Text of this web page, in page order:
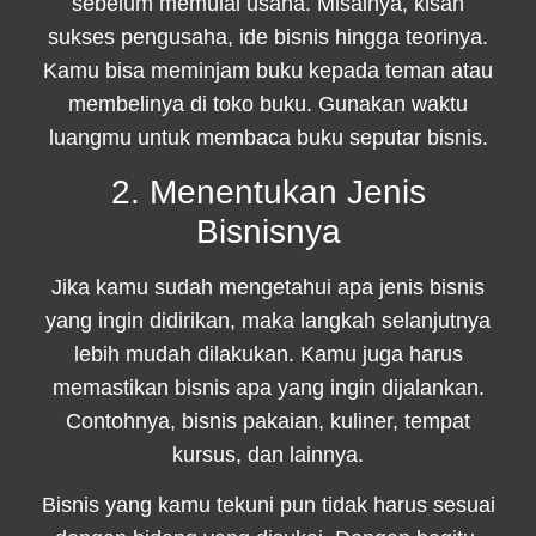
sukses pengusaha, ide bisnis hingga teorinya.
Kamu bisa meminjam buku kepada teman atau
membelinya di toko buku. Gunakan waktu
luangmu untuk membaca buku seputar bisnis.
2. Menentukan Jenis
Bisnisnya
Jika kamu sudah mengetahui apa jenis bisnis
yang ingin didirikan, maka langkah selanjutnya
lebih mudah dilakukan. Kamu juga harus
memastikan bisnis apa yang ingin dijalankan.
Contohnya, bisnis pakaian, kuliner, tempat
kursus, dan lainnya.
Bisnis yang kamu tekuni pun tidak harus sesuai